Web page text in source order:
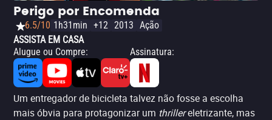
Perigo por Encomenda
6.5/10 1h31min +12 2013 Ação
ASSISTA EM CASA
Alugue ou Compre: Assinatura:
Um entregador de bicicleta talvez não fosse a escolha
mais óbvia para protagonizar um thrillereletrizante, mas